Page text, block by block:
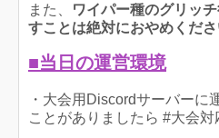
また、
ワイパー種のグリッ
すことは絶対におやめくださ
■当日の運営環境
・大会用Discordサーバーに
ことがありましたら #大会対